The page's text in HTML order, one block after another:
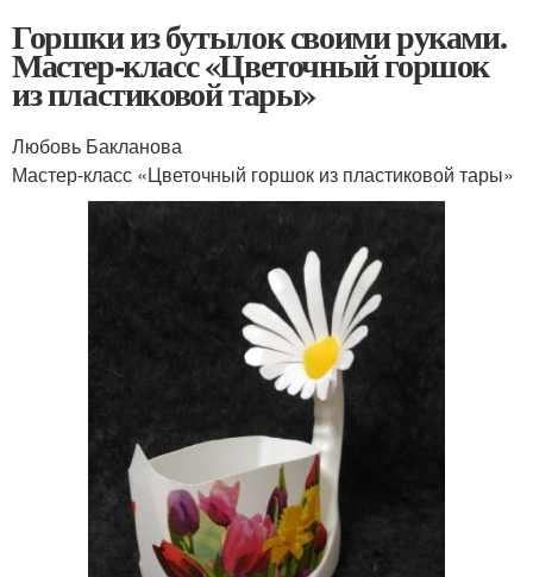
Горшки из бутылок своими руками.
Мастер-класс «Цветочный горшок
из пластиковой тары»
Любовь Бакланова
Мастер-класс «Цветочный горшок из пластиковой тары»